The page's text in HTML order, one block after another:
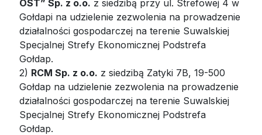
OST” Sp. z o.o. z siedzibą przy ul. Strefowej 4 w
Gołdapi na udzielenie zezwolenia na prowadzenie
działalności gospodarczej na terenie Suwalskiej
Specjalnej Strefy Ekonomicznej Podstrefa
Gołdap.
2) RCM Sp. z o.o. z siedzibą Zatyki 7B, 19-500
Gołdap na udzielenie zezwolenia na prowadzenie
działalności gospodarczej na terenie Suwalskiej
Specjalnej Strefy Ekonomicznej Podstrefa
Gołdap.